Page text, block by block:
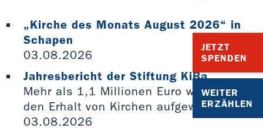
JETZT
SPENDEN
WEITER
ERZÄHLEN
„Kirche des Monats August 2026“ in
Schapen
03.08.2026
Jahresbericht der Stiftung KiBa
Mehr als 1,1 Millionen Euro wurden für
den Erhalt von Kirchen aufgewendet
03.08.2026